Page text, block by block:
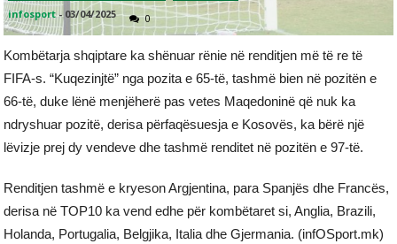
infosport - 03/04/2025 0
Kombëtarja shqiptare ka shënuar rënie në renditjen më të re të
FIFA-s. “Kuqezinjtë” nga pozita e 65-të, tashmë bien në pozitën e
66-të, duke lënë menjëherë pas vetes Maqedoninë që nuk ka
ndryshuar pozitë, derisa përfaqësuesja e Kosovës, ka bërë një
lëvizje prej dy vendeve dhe tashmë renditet në pozitën e 97-të.
Renditjen tashmë e kryeson Argjentina, para Spanjës dhe Francës,
derisa në TOP10 ka vend edhe për kombëtaret si, Anglia, Brazili,
Holanda, Portugalia, Belgjika, Italia dhe Gjermania. (infOSport.mk)